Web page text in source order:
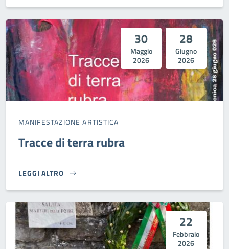
30
Maggio
2026
28
Giugno
2026
MANIFESTAZIONE ARTISTICA
Tracce di terra rubra
LEGGI ALTRO
TRACCE DI TERRA RUBRA}
22
Febbraio
2026